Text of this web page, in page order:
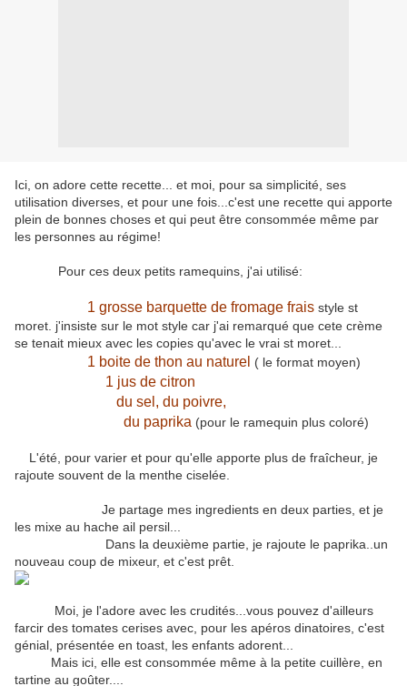
Ici, on adore cette recette... et moi, pour sa simplicité, ses
utilisation diverses, et pour une fois...c'est une recette qui apporte
plein de bonnes choses et qui peut être consommée même par
les personnes au régime!
Pour ces deux petits ramequins, j'ai utilisé:
1 grosse barquette de fromage frais style st
moret. j'insiste sur le mot style car j'ai remarqué que cete crème
se tenait mieux avec les copies qu'avec le vrai st moret...
1 boite de thon au naturel ( le format moyen)
1 jus de citron
du sel, du poivre,
du paprika (pour le ramequin plus coloré)
L'été, pour varier et pour qu'elle apporte plus de fraîcheur, je
rajoute souvent de la menthe ciselée.
Je partage mes ingredients en deux parties, et je
les mixe au hache ail persil...
Dans la deuxième partie, je rajoute le paprika..un
nouveau coup de mixeur, et c'est prêt.
Moi, je l'adore avec les crudités...vous pouvez d'ailleurs
farcir des tomates cerises avec, pour les apéros dinatoires, c'est
génial, présentée en toast, les enfants adorent...
Mais ici, elle est consommée même à la petite cuillère, en
tartine au goûter....